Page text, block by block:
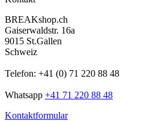
BREAKshop.ch
Gaiserwaldstr. 16a
9015 St.Gallen
Schweiz
Telefon: +41 (0) 71 220 88 48
Whatsapp +41 71 220 88 48
Kontaktformular